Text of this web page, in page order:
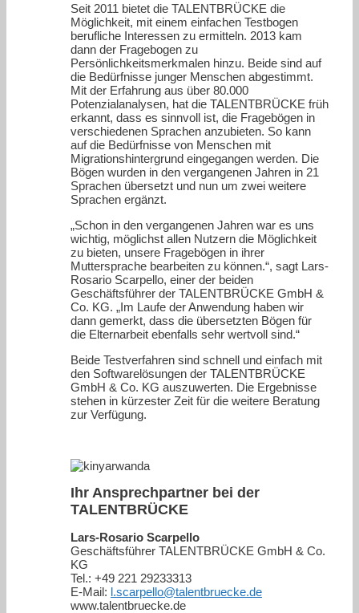
Seit 2011 bietet die TALENTBRÜCKE die
Möglichkeit, mit einem einfachen Testbogen
berufliche Interessen zu ermitteln. 2013 kam
dann der Fragebogen zu
Persönlichkeitsmerkmalen hinzu. Beide sind auf
die Bedürfnisse junger Menschen abgestimmt.
Mit der Erfahrung aus über 80.000
Potenzialanalysen, hat die TALENTBRÜCKE früh
erkannt, dass es sinnvoll ist, die Fragebögen in
verschiedenen Sprachen anzubieten. So kann
auf die Bedürfnisse von Menschen mit
Migrationshintergrund eingegangen werden. Die
Bögen wurden in den vergangenen Jahren in 21
Sprachen übersetzt und nun um zwei weitere
Sprachen ergänzt.
„Schon in den vergangenen Jahren war es uns
wichtig, möglichst allen Nutzern die Möglichkeit
zu bieten, unsere Fragebögen in ihrer
Muttersprache bearbeiten zu können.“, sagt Lars-
Rosario Scarpello, einer der beiden
Geschäftsführer der TALENTBRÜCKE GmbH &
Co. KG. „Im Laufe der Anwendung haben wir
dann gemerkt, dass die übersetzten Bögen für
die Elternarbeit ebenfalls sehr wertvoll sind.“
Beide Testverfahren sind schnell und einfach mit
den Softwarelösungen der TALENTBRÜCKE
GmbH & Co. KG auszuwerten. Die Ergebnisse
stehen in kürzester Zeit für die weitere Beratung
zur Verfügung.
Ihr Ansprechpartner bei der
TALENTBRÜCKE
Lars-Rosario Scarpello
Geschäftsführer TALENTBRÜCKE GmbH & Co.
KG
Tel.: +49 221 29233313
E-Mail: l.scarpello@talentbruecke.de
www.talentbruecke.de